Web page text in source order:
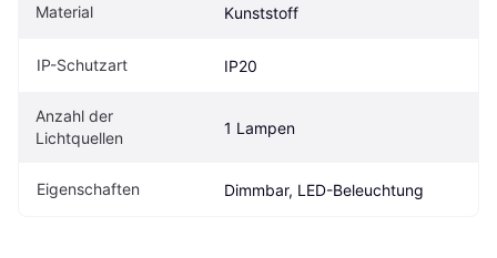
Material Kunststoff
IP-Schutzart IP20
Anzahl der
Lichtquellen
1 Lampen
Eigenschaften Dimmbar, LED-Beleuchtung